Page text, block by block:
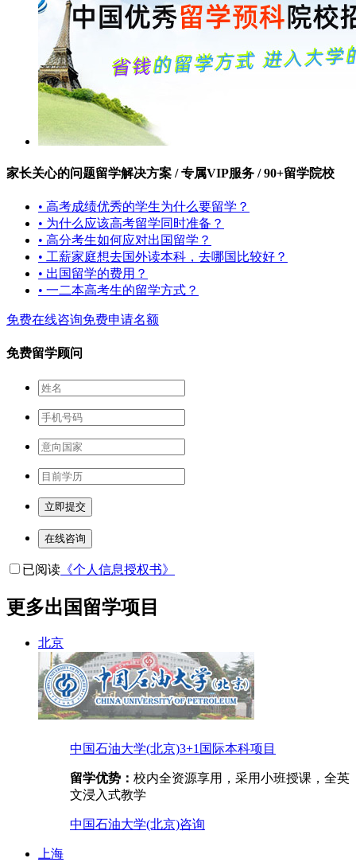
家长关心的问题留学解决方案 / 专属VIP服务 / 90+留学院校
• 高考成绩优秀的学生为什么要留学？
• 为什么应该高考留学同时准备？
• 高分考生如何应对出国留学？
• 工薪家庭想去国外读本科，去哪国比较好？
• 出国留学的费用？
• 一二本高考生的留学方式？
免费在线咨询免费申请名额
免费留学顾问
立即提交
在线咨询
已阅读 《个人信息授权书》
更多出国留学项目
北京
中国石油大学(北京)3+1国际本科项目
留学优势： 校内全资源享用，采用小班授课，全英
文浸入式教学
中国石油大学(北京)咨询
上海